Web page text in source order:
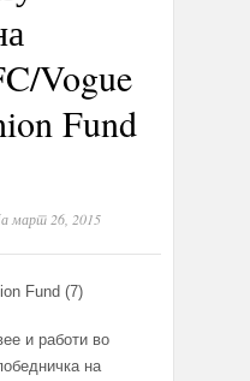
Vogue
Fund
март 26, 2015
и работи во
на